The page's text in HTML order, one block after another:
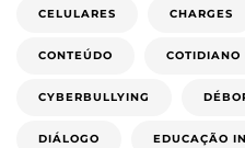
CELULARES CHARGES
CONTEÚDO COTIDIANO
CYBERBULLYING
DIÁLOGO EDUCAÇÃO